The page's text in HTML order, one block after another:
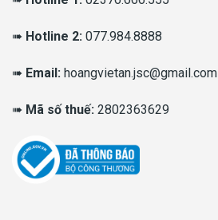
➠ Hotline 2: 077.984.8888
➠ Email: hoangvietan.jsc@gmail.com
➠ Mã số thuế: 2802363629